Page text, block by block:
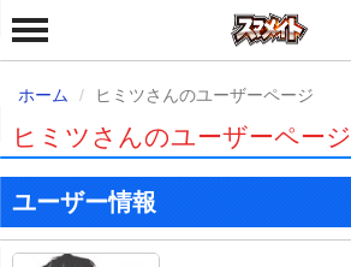
ホーム ヒミツさんのユーザーページ
ヒミツさんのユーザーページ
ユーザー情報